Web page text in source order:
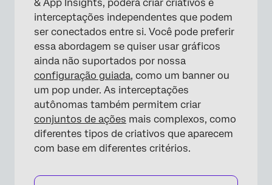
peça por peça
& App Insights, poderá criar criativos e
interceptações independentes que podem
ser conectados entre si. Você pode preferir
essa abordagem se quiser usar gráficos
ainda não suportados por nossa
configuração guiada, como um banner ou
um pop under. As interceptações
autônomas também permitem criar
conjuntos de ações mais complexos, como
diferentes tipos de criativos que aparecem
com base em diferentes critérios.